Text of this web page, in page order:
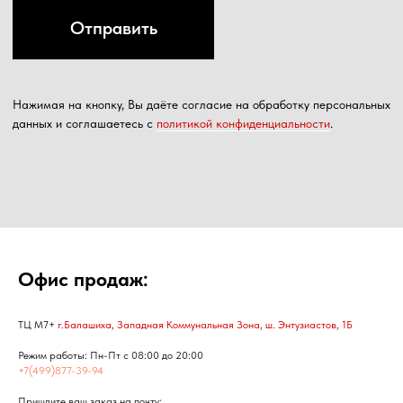
Офис продаж:
ТЦ М7+ г.Балашиха, Западная Коммунальная Зона, ш. Энтузиастов, 1Б
Режим работы: Пн-Пт с 08:00 до 20:00
+7(499)877-39-94